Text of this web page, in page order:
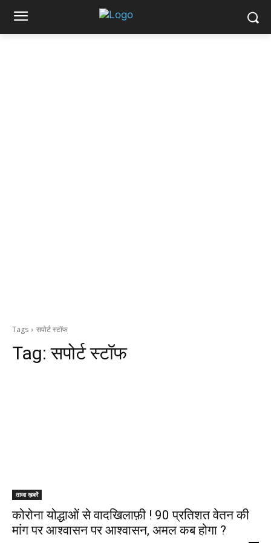
Tags सपोर्ट स्टॉफ
Tag:सपोर्ट स्टॉफ
ताजा ख़बरें
कोरोना योद्धाओं से वादखिलाफ़ी ! 90 प्रतिशत वेतन की
मांग पर आश्वासन पर आश्वासन, अमल कब होगा ?